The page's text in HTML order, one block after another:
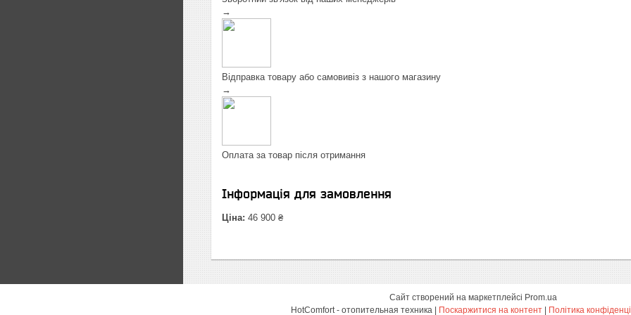
→
Відправка товару або самовивіз з нашого магазину
→
Оплата за товар після отримання
Інформація для замовлення
Ціна: 46 900 ₴
Сайт створений на маркетплейсі Prom.ua
Поскаржитися на контент Політика